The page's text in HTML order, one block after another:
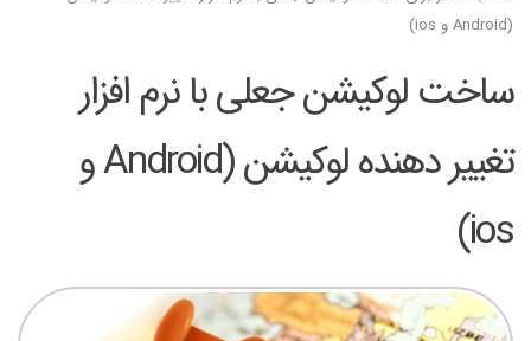
(Android و ios)
ساخت لوکیشن جعلی با نرم افزار
تغییر دهنده لوکیشن (Android و
ios)